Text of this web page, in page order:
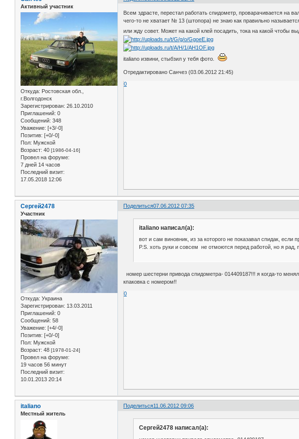
Активный участник
Откуда: Ростовская обл.,
г.Волгодонск
Зарегистрирован: 26.10.2010
Приглашений: 0
Сообщений: 348
Уважение: [+3/-0]
Позитив: [+0/-0]
Пол: Мужской
Возраст: 40 [1986-04-16]
Провел на форуме:
7 дней 14 часов
Последний визит:
17.05.2018 12:06
Всем здрасте, перестал работать спидометр, проварачивается на
чего-то не хватает № 13 (штопора) не знаю как правильно
или жду совет. Может на какой клей посадить, тока на какой чтобы
italiano извини, стыбзил у тебя фото.
Отредактировано Санчез (03.06.2012 21:45)
0
Поделиться07.06.2012 07:35
Сергей2478
Участник
Откуда: Украина
Зарегистрирован: 13.03.2011
Приглашений: 0
Сообщений: 58
Уважение: [+4/-0]
Позитив: [+0/-0]
Пол: Мужской
Возраст: 48 [1978-01-24]
Провел на форуме:
19 часов 56 минут
Последний визит:
10.01.2013 20:14
italiano написал(а):
вот и сам виновник, из за которого не показавал спидак, если
P.S. хоть руки и совсем не отмоются перед работой, но я
номер шестерни привода спидометра- 014409187!!! я когда-то
кпаковка с номером!!
0
Поделиться11.06.2012 09:06
italiano
Местный житель
Сергей2478 написал(а):